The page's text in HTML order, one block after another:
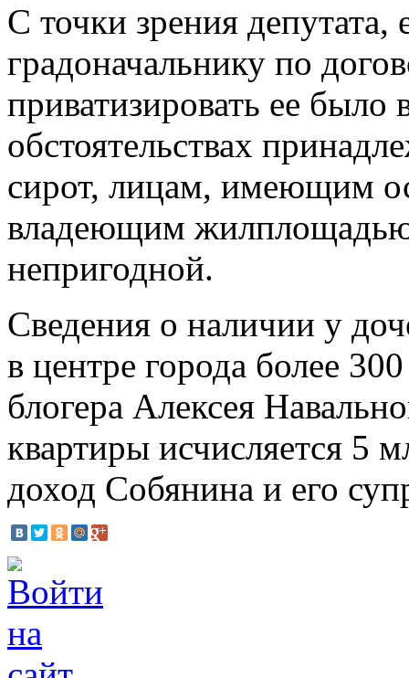
С точки зрения депутата,
градоначальнику по
приватизировать ее было
обстоятельствах
сирот, лицам, имеющим
владеющим
непригодной.
Сведения о наличии у
в центре города более
блогера Алексея
квартиры исчисляется 5
доход Собянина и его